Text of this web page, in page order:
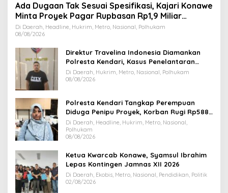
Ada Dugaan Tak Sesuai Spesifikasi, Kajari Konawe
Minta Proyek Pagar Rupbasan Rp1,9 Miliar
Dihentikan
Di Daerah, Headline, Hukrim, Metro, Nasional, Polhukam
08/08/2026
Direktur Travelina Indonesia Diamankan
Polresta Kendari, Kasus Penelantaran
Jemaah Umrah Masuk Babak Baru
Di Daerah, Hukrim, Metro, Nasional, Polhukam
08/08/2026
Polresta Kendari Tangkap Perempuan
Diduga Penipu Proyek, Korban Rugi Rp588,1
Juta
Di Daerah, Headline, Hukrim, Metro, Nasional,
Polhukam
08/08/2026
Ketua Kwarcab Konawe, Syamsul Ibrahim
Lepas Kontingen Jamnas XII 2026
Di Daerah, Ekobis, Metro, Nasional, Pendidikan, Politik
02/08/2026